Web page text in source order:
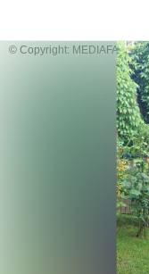
© Copyright: MEDIAFAX